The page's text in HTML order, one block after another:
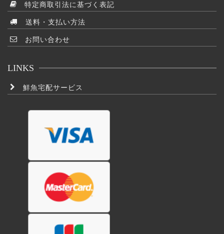
特定商取引法に基づく表記
送料・支払い方法
お問い合わせ
LINKS
鮮魚宅配サービス